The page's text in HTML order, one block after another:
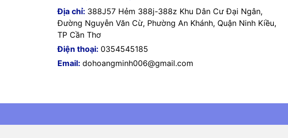
Địa chỉ: 388J57 Hẻm 388j-388z Khu Dân Cư Đại Ngân,
Đường Nguyễn Văn Cừ, Phường An Khánh, Quận Ninh Kiều,
TP Cần Thơ
Điện thoại: 0354545185
Email: dohoangminh006@gmail.com